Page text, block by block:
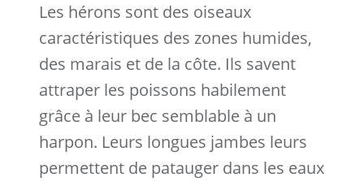
Les hérons sont des oiseaux
caractéristiques des zones humides,
des marais et de la côte. Ils savent
attraper les poissons habilement
grâce à leur bec semblable à un
harpon. Leurs longues jambes leurs
permettent de patauger dans les eaux